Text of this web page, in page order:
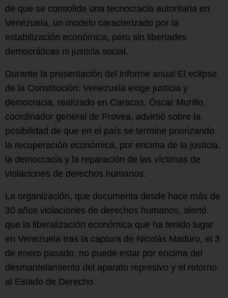
de que se consolide una tecnocracia autoritaria en
Venezuela, un modelo caracterizado por la
estabilización económica, pero sin libertades
democráticas ni justicia social.
Durante la presentación del informe anual El eclipse
de la Constitución: Venezuela exige justicia y
democracia, realizado en Caracas, Óscar Murillo,
coordinador general de Provea, advirtió sobre la
posibilidad de que en el país se termine priorizando
la recuperación económica, por encima de la justicia,
la democracia y la reparación de las víctimas de
violaciones de derechos humanos.
La organización, que documenta desde hace más de
30 años violaciones de derechos humanos, alertó
que la liberalización económica que ha tenido lugar
en Venezuela tras la captura de Nicolás Maduro, el 3
de enero pasado, no puede estar por encima del
desmantelamiento del aparato represivo y el retorno
al Estado de Derecho.